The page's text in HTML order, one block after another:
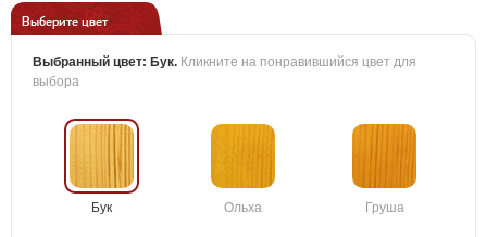
Выберите цвет
Выбранный цвет: Бук. Кликните на понравившийся цвет для
выбора
Бук Ольха Груша